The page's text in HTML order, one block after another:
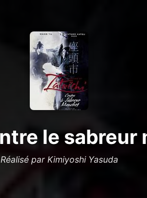
le sabreur
Réalisé par Kimiyoshi Yasuda